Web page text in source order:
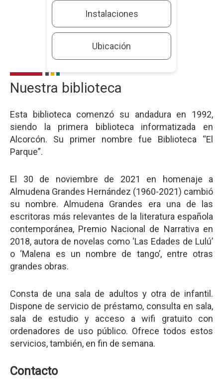
Instalaciones
Ubicación
Descripción
Nuestra biblioteca
Esta biblioteca comenzó su andadura en 1992,
siendo la primera biblioteca informatizada en
Alcorcón. Su primer nombre fue Biblioteca “El
Parque”.
El 30 de noviembre de 2021 en homenaje a
Almudena Grandes Hernández (1960-2021) cambió
su nombre. Almudena Grandes era una de las
escritoras más relevantes de la literatura española
contemporánea, Premio Nacional de Narrativa en
2018, autora de novelas como ‘Las Edades de Lulú’
o ‘Malena es un nombre de tango’, entre otras
grandes obras.
Consta de una sala de adultos y otra de infantil.
Dispone de servicio de préstamo, consulta en sala,
sala de estudio y acceso a wifi gratuito con
ordenadores de uso público. Ofrece todos estos
servicios, también, en fin de semana.
Contacto